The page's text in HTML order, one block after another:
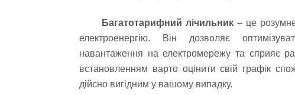
Багатотарифний лічильник– це розумне
електроенергію. Він дозволяє
навантаження на електромережу та сприяє
встановленням варто оцінити свій графік
дійсно вигідним у вашому випадку.